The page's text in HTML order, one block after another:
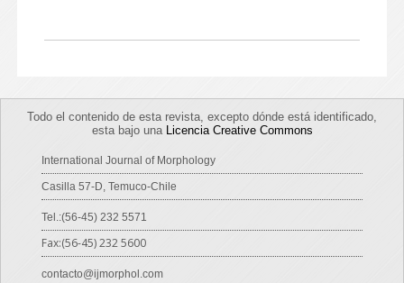
Todo el contenido de esta revista, excepto dónde está identificado,
esta bajo una Licencia Creative Commons
International Journal of Morphology
Casilla 57-D, Temuco-Chile
Tel.:(56-45) 232 5571
Fax:(56-45) 232 5600
contacto@ijmorphol.com